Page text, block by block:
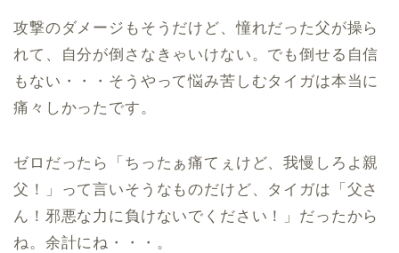
攻撃のダメージもそうだけど、憧れだった父が操ら
れて、自分が倒さなきゃいけない。でも倒せる自信
もない・・・そうやって悩み苦しむタイガは本当に
痛々しかったです。
ゼロだったら「ちったぁ痛てぇけど、我慢しろよ親
父！」って言いそうなものだけど、タイガは「父さ
ん！邪悪な力に負けないでください！」だったから
ね。余計にね・・・。